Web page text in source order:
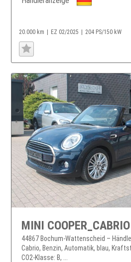
20.000 km EZ 02/2025 204 PS/150 kW
44867 Bochum-Wattenscheid –
Cabrio, Benzin, Automatik, blau,
CO2-Klasse: B, ...